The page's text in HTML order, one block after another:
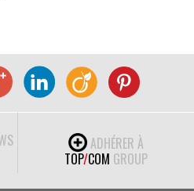
ADHÉRER À
TOP/COM GROUP